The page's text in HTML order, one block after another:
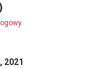
2021